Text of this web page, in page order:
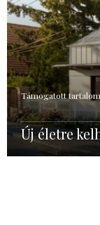
Támogatott tartalom
Új életre